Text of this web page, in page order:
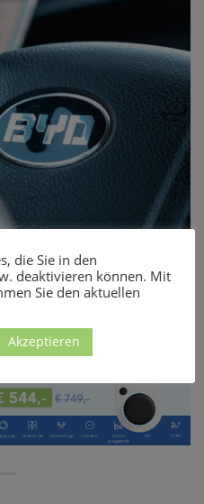
die Sie in den
deaktivieren können. Mit
Sie den aktuellen
Akzeptieren